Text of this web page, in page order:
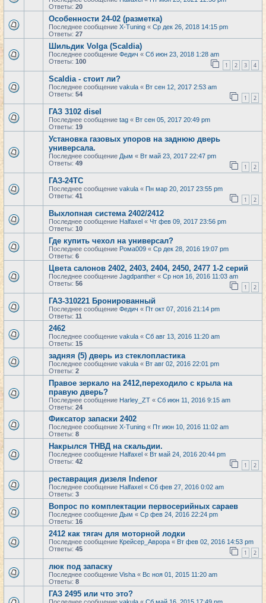
Ответы: 20
Особенности 24-02 (разметка)
Последнее сообщение X-Tuning « Ср дек 26, 2018 14:15 pm
Ответы: 27
Шильдик Volga (Scaldia)
Последнее сообщение Федич « Сб июн 23, 2018 1:28 am
Ответы: 100 1 2 3 4
Scaldia - стоит ли?
Последнее сообщение vakula « Вт сен 12, 2017 2:53 am
Ответы: 54 1 2
ГАЗ 3102 disel
Последнее сообщение tag « Вт сен 05, 2017 20:49 pm
Ответы: 19
Установка газовых упоров на заднюю дверь
универсала.
Последнее сообщение Дым « Вт май 23, 2017 22:47 pm
Ответы: 49 1 2
ГАЗ-24ТС
Последнее сообщение vakula « Пн мар 20, 2017 23:55 pm
Ответы: 41 1 2
Выхлопная система 2402/2412
Последнее сообщение Halfaxel « Чт фев 09, 2017 23:56 pm
Ответы: 10
Где купить чехол на универсал?
Последнее сообщение Рома009 « Ср дек 28, 2016 19:07 pm
Ответы: 6
Цвета салонов 2402, 2403, 2404, 2450, 2477 1-2 серий
Последнее сообщение Jagdpanther « Ср ноя 16, 2016 11:03 am
Ответы: 56 1 2
ГАЗ-310221 Бронированный
Последнее сообщение Федич « Пт окт 07, 2016 21:14 pm
Ответы: 11
2462
Последнее сообщение vakula « Сб авг 13, 2016 11:20 am
Ответы: 15
задняя (5) дверь из стеклопластика
Последнее сообщение vakula « Вт авг 02, 2016 22:01 pm
Ответы: 2
Правое зеркало на 2412,переходило с крыла на
правую дверь?
Последнее сообщение Harley_ZT « Сб июн 11, 2016 9:15 am
Ответы: 24
Фиксатор запаски 2402
Последнее сообщение X-Tuning « Пт июн 10, 2016 11:02 am
Ответы: 8
Накрылся ТНВД на скальдии.
Последнее сообщение Halfaxel « Вт май 24, 2016 20:44 pm
Ответы: 42 1 2
реставрация дизеля Indenor
Последнее сообщение Halfaxel « Сб фев 27, 2016 0:02 am
Ответы: 3
Вопрос по комплектации первосерийных сараев
Последнее сообщение Дым « Ср фев 24, 2016 22:24 pm
Ответы: 16
2412 как тягач для моторной лодки
Последнее сообщение Крейсер_Аврора « Вт фев 02, 2016 14:53 pm
Ответы: 45 1 2
люк под запаску
Последнее сообщение Visha « Вс ноя 01, 2015 11:20 am
Ответы: 8
ГАЗ 2495 или что это?